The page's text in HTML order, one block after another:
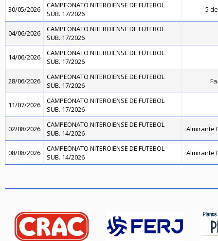
30/05/2026
CAMPEONATO NITEROIENSE DE FUTEBOL
SUB. 17/2026
5
04/06/2026
CAMPEONATO NITEROIENSE DE FUTEBOL
SUB. 17/2026
14/06/2026
CAMPEONATO NITEROIENSE DE FUTEBOL
SUB. 17/2026
28/06/2026
CAMPEONATO NITEROIENSE DE FUTEBOL
SUB. 17/2026
11/07/2026
CAMPEONATO NITEROIENSE DE FUTEBOL
SUB. 17/2026
02/08/2026
CAMPEONATO NITEROIENSE DE FUTEBOL
SUB. 14/2026
Almirante
08/08/2026
CAMPEONATO NITEROIENSE DE FUTEBOL
SUB. 14/2026
Almirante